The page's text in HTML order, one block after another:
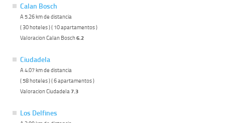
Calan Bosch
A 5.26 km de distancia
( 30 hoteles ) ( 10 apartamentos )
Valoracion Calan Bosch6.2
Ciudadela
A 4.07 km de distancia
( 58 hoteles ) ( 6 apartamentos )
Valoracion Ciudadela 7.3
Los Delfines